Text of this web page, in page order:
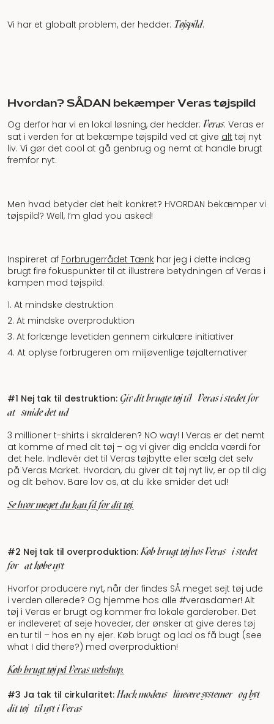
Vi har et globalt problem, der hedder: Tøjspild.
Hvordan? SÅDAN bekæmper Veras tøjspild
Og derfor har vi en lokal løsning, der hedder: Veras. Veras er
sat i verden for at bekæmpe tøjspild ved at give alt tøj nyt
liv. Vi gør det cool at gå genbrug og nemt at handle brugt
fremfor nyt.
Men hvad betyder det helt konkret? HVORDAN bekæmper vi
tøjspild? Well, I’m glad you asked!
Inspireret af Forbrugerrådet Tænk har jeg i dette indlæg
brugt fire fokuspunkter til at illustrere betydningen af Veras i
kampen mod tøjspild:
At mindske destruktion
At mindske overproduktion
At forlænge levetiden gennem cirkulære initiativer
At oplyse forbrugeren om miljøvenlige tøjalternativer
#1 Nej tak til destruktion: Giv dit brugte tøj til Verasi stedet for
atsmide det ud
3 millioner t-shirts i skralderen? NO way! I Veras er det nemt
at komme af med dit tøj – og vi giver dig endda værdi for
det hele. Indlevér det til Veras tøjbytte eller sælg det selv
på Veras Market. Hvordan, du giver dit tøj nyt liv, er op til dig
og dit behov. Bare lov os, at du ikke smider det ud!
Se hvor meget du kan få for dit tøj.
#2 Nej tak til overproduktion: Køb brugt tøj hos Veras i stedet
for at købe nyt
Hvorfor producere nyt, når der findes SÅ meget sejt tøj ude
i verden allerede? Og hjemme hos alle #verasdamer! Alt
tøj i Veras er brugt og kommer fra lokale garderober. Det
er indleveret af seje hoveder, der ønsker at give deres tøj
en tur til – hos en ny ejer. Køb brugt og lad os få bugt (see
what I did there?) med overproduktion!
Køb brugt tøj på Veras webshop.
#3 Ja tak til cirkularitet: Hack modens lineære systemer og byt
dit tøj til nyt i Veras